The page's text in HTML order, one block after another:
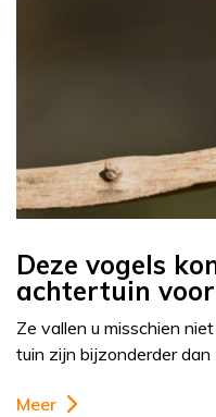
Deze vogels
achtertuin
Ze vallen u misschien
tuin zijn bijzonderder
Meer